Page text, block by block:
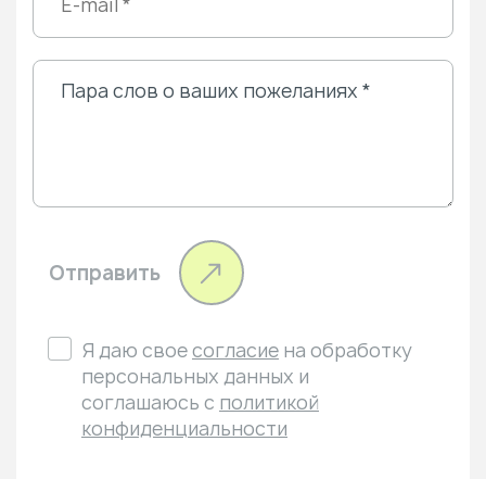
Отправить
Я даю своесогласие на обработку
персональных данных и
соглашаюсь с политикой
конфиденциальности